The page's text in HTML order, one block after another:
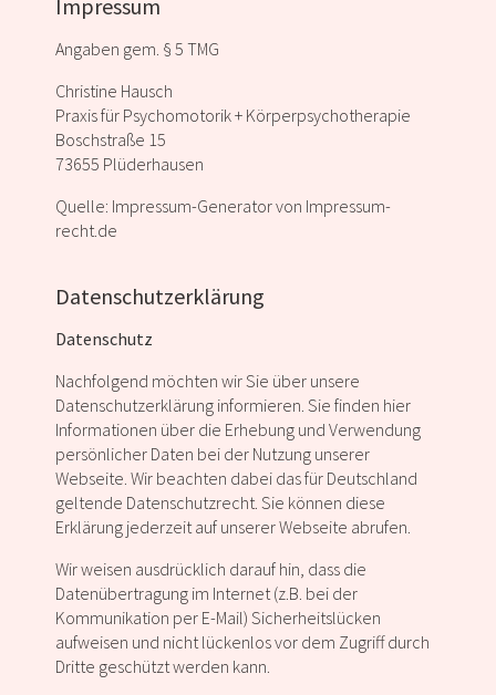
Impressum
Angaben gem. § 5 TMG
Christine Hausch
Praxis für Psychomotorik + Körperpsychotherapie
Boschstraße 15
73655 Plüderhausen
Quelle: Impressum-Generator von Impressum-
recht.de
Datenschutzerklärung
Datenschutz
Nachfolgend möchten wir Sie über unsere
Datenschutzerklärung informieren. Sie finden hier
Informationen über die Erhebung und Verwendung
persönlicher Daten bei der Nutzung unserer
Webseite. Wir beachten dabei das für Deutschland
geltende Datenschutzrecht. Sie können diese
Erklärung jederzeit auf unserer Webseite abrufen.
Wir weisen ausdrücklich darauf hin, dass die
Datenübertragung im Internet (z.B. bei der
Kommunikation per E-Mail) Sicherheitslücken
aufweisen und nicht lückenlos vor dem Zugriff durch
Dritte geschützt werden kann.